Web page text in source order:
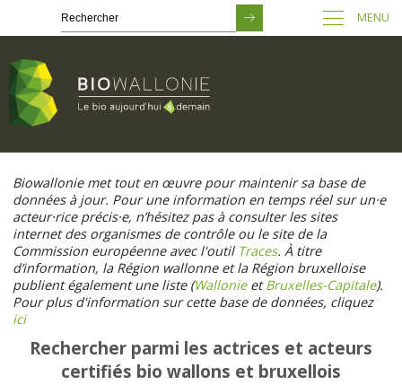
contenu
principal
MENU
Biowallonie met tout en œuvre pour maintenir sa base de
données à jour. Pour une information en temps réel sur un·e
acteur·rice précis·e, n’hésitez pas à consulter les sites
internet des organismes de contrôle ou le site de la
Commission européenne avec l'outil Traces. À titre
d’information, la Région wallonne et la Région bruxelloise
publient également une liste (WallonieetBruxelles-Capitale).
Pour plus d'information sur cette base de données, cliquez
ici
Rechercher parmi les actrices et acteurs
certifiés bio wallons et bruxellois